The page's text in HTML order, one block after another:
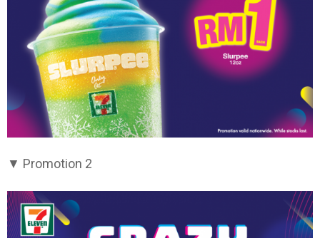
▼ Promotion 2